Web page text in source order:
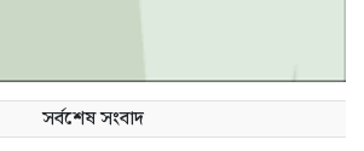
সর্বশেষ সংবাদ